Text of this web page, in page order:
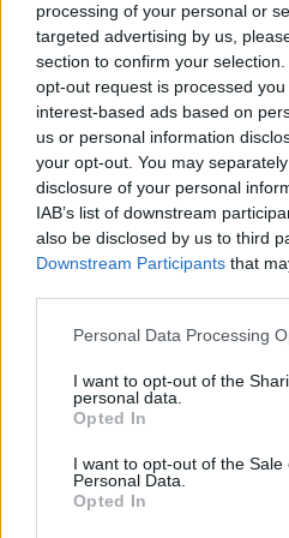
processing of your personal or
targeted advertising by us,
section to confirm your
opt-out request is processed
interest-based ads based on
us or personal information
your opt-out. You may
disclosure of your personal
IAB’s list of downstream
also be disclosed by us to third
Downstream Participants that
Please note that this website/
not limited to your visit or usage
grant or deny consent to Google
use your data for below
consent section.
Personal Data Processing
I want to opt-out of the
personal data.
Opted In
I want to opt-out of the Sale
Personal Data.
Opted In
Szegedi Kortárs Balett:
Áldozat, rendező:Juronics
Miskolci Balett:Páros/
W. Shakespeare
alapján. Rendező-
BERNÁDY GYÖRGY
bemutatójára, illetve a
KEMÉNY JÁNOS bemutató